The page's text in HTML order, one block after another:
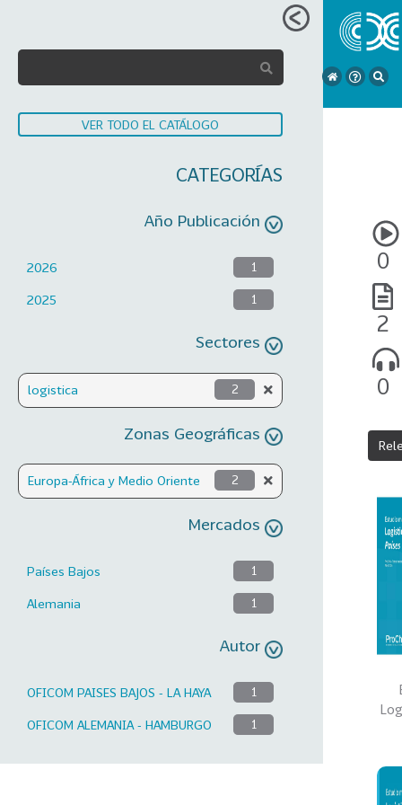
VER TODO EL CATÁLOGO
CATEGORÍAS
Año Publicación
2026 1
2025 1
Sectores
logistica 2
Zonas Geográficas
Europa-África y Medio Oriente 2
Mercados
Países Bajos 1
Alemania 1
Autor
OFICOM PAISES BAJOS - LA HAYA 1
OFICOM ALEMANIA - HAMBURGO 1
0
2
0